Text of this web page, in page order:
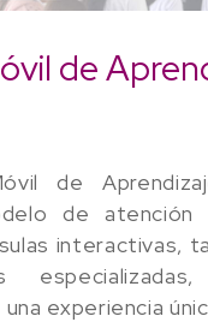
de
de
de atención
interactivas,
experiencia